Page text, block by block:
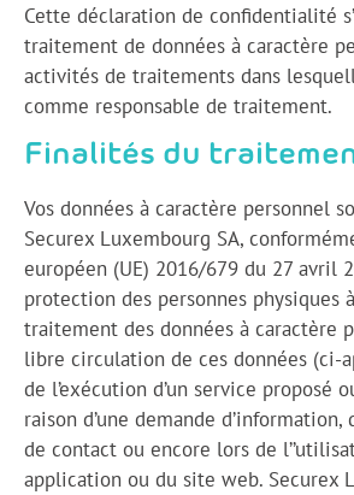
Cette déclaration de confidentialité
traitement de données à caractère
activités de traitements dans
comme responsable de traitement.
Finalités du
Vos données à caractère personnel
Securex Luxembourg SA,
européen (UE) 2016/679 du 27 avril
protection des personnes physiques
traitement des données à caractère
libre circulation de ces données (ci-
de l’exécution d’un service proposé
raison d’une demande
de contact ou encore lors de
application ou du site web. Securex